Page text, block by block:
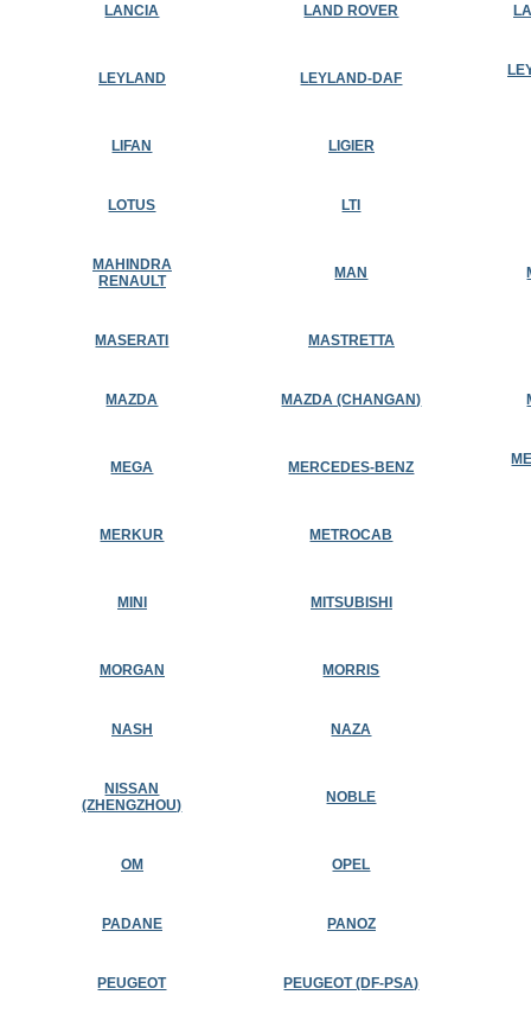
LANCIA LAND ROVER
LEYLAND LEYLAND-DAF
LIFAN LIGIER
LOTUS LTI
MAHINDRA
RENAULT
MAN
MASERATI MASTRETTA
MAZDA MAZDA (CHANGAN)
MEGA MERCEDES-BENZ
MERKUR METROCAB
MINI MITSUBISHI
MORGAN MORRIS
NASH NAZA
NISSAN
(ZHENGZHOU)
NOBLE
OM OPEL
PADANE PANOZ
PEUGEOT PEUGEOT (DF-PSA)